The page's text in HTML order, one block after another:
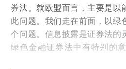
券法。就欧盟而言，主要是以
此问题。我们走在前面，以绿
个问题。信息披露是证券法的
绿色金融证券法中有特别的